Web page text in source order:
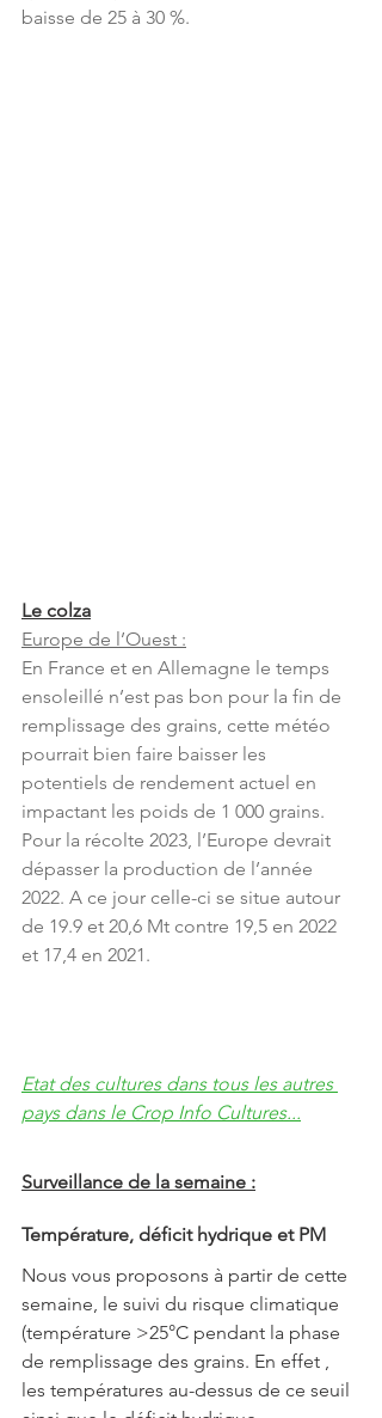
baisse de 25 à 30 %.
Le colza
Europe de l’Ouest :
En France et en Allemagne le temps
ensoleillé n’est pas bon pour la fin de
remplissage des grains, cette météo
pourrait bien faire baisser les
potentiels de rendement actuel en
impactant les poids de 1 000 grains.
Pour la récolte 2023, l’Europe devrait
dépasser la production de l’année
2022. A ce jour celle-ci se situe autour
de 19.9 et 20,6 Mt contre 19,5 en 2022
et 17,4 en 2021.
Etat des cultures dans tous les autres
pays dans le Crop Info Cultures...
Surveillance de la semaine :
Température, déficit hydrique et PM
Nous vous proposons à partir de cette
semaine, le suivi du risque climatique
(température >25°C pendant la phase
de remplissage des grains. En effet ,
les températures au-dessus de ce seuil